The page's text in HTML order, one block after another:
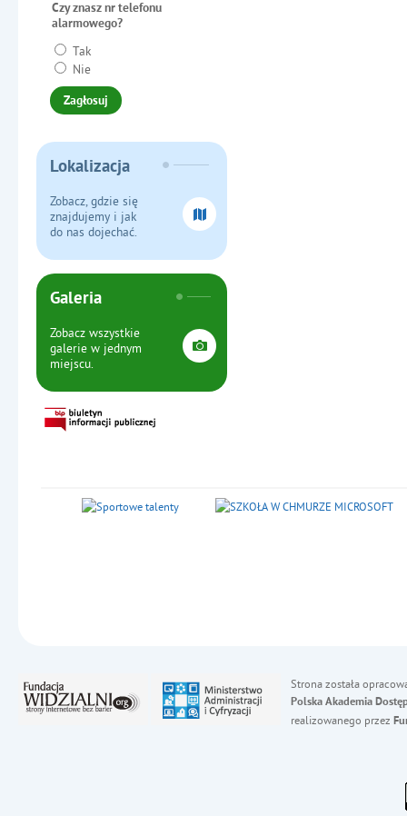
Czy znasz nr telefonu
alarmowego?
Tak
Nie
Lokalizacja
Zobacz, gdzie się
znajdujemy i jak
do nas dojechać.
Galeria
Zobacz wszystkie
galerie w jednym
miejscu.
Strona została
Polska Akademia
realizowanego przez